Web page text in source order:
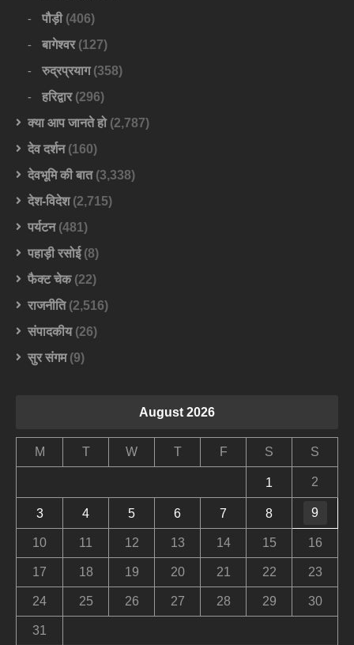
पौड़ी(406)
बागेश्वर(127)
रुद्रप्रयाग(358)
हरिद्वार(296)
क्या आप जानते हो(2,787)
देव दर्शन(160)
देवभूमि की बात(3,338)
देश-विदेश(2,715)
पर्यटन(481)
पहाड़ी रसोई(8)
फैक्ट चेक(22)
राजनीति(2,516)
संपादकीय(26)
सुर संगम(9)
August 2026
M T W T F S S
1 2
3 4 5 6 7 8 9
10 11 12 13 14 15 16
17 18 19 20 21 22 23
24 25 26 27 28 29 30
31